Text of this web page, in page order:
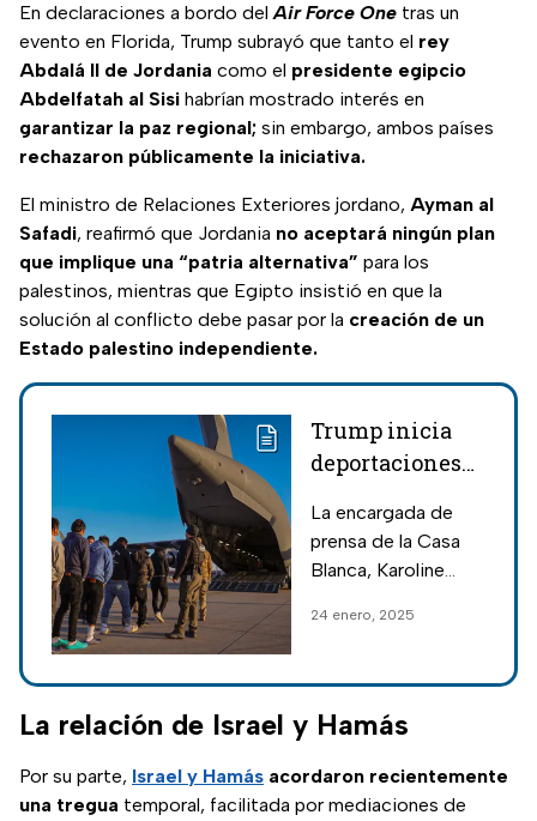
En declaraciones a bordo delAir Force One tras un
evento en Florida, Trump subrayó que tanto el rey
Abdalá II de Jordania como el presidente egipcio
Abdelfatah al Sisi habrían mostrado interés en
garantizar la paz regional; sin embargo, ambos países
rechazaron públicamente la iniciativa.
El ministro de Relaciones Exteriores jordano, Ayman al
Safadi, reafirmó que Jordania no aceptará ningún plan
que implique una “patria alternativa” para los
palestinos, mientras que Egipto insistió en que la
solución al conflicto debe pasar por la creación de un
Estado palestino independiente.
Trump inicia
deportaciones
Primeras
imágenes de
generan temor
La encargada de
prensa de la Casa
Blanca, Karoline
las primeras
deportaciones
masivas que han
iniciado en EUA.
24 enero, 2025
La relación de Israel y Hamás
Por su parte, Israel y Hamás acordaron recientemente
una tregua temporal, facilitada por mediaciones de